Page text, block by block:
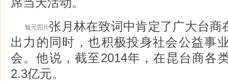
张月林在致词中肯定了广大台商
出力的同时，也积极投身社会公益事
会。他说，截至2014年，在昆台商各
2.3亿元。